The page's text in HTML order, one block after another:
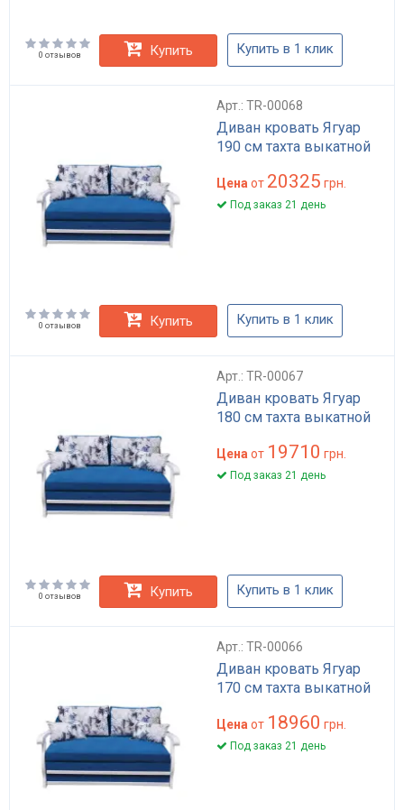
0 отзывов Купить Купить в 1 клик
Арт.: TR-00068
Диван кровать Ягуар
190 см тахта выкатной
Цена от 20325 грн.
Под заказ 21 день
0 отзывов Купить Купить в 1 клик
Арт.: TR-00067
Диван кровать Ягуар
180 см тахта выкатной
Цена от 19710 грн.
Под заказ 21 день
0 отзывов Купить Купить в 1 клик
Арт.: TR-00066
Диван кровать Ягуар
170 см тахта выкатной
Цена от 18960 грн.
Под заказ 21 день